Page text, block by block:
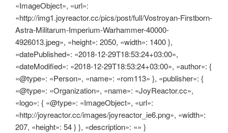
«ImageObject», «url»:
«http://img1.joyreactor.cc/pics/post/full/Vostroyan-Firstborn-
Astra-Militarum-Imperium-Warhammer-40000-
4926013.jpeg», «height»: 2050, «width»: 1400 },
«datePublished»: «2018-12-29T18:53:24+03:00»,
«dateModified»: «2018-12-29T18:53:24+03:00», «author»: {
«@type»: «Person», «name»: «rom113» }, «publisher»: {
«@type»: «Organization», «name»: «JoyReactor.cc»,
«logo»: { «@type»: «ImageObject», «url»:
«http://joyreactor.cc/images/joyreactor_ie6.png», «width»:
207, «height»: 54 } }, «description»: «» }